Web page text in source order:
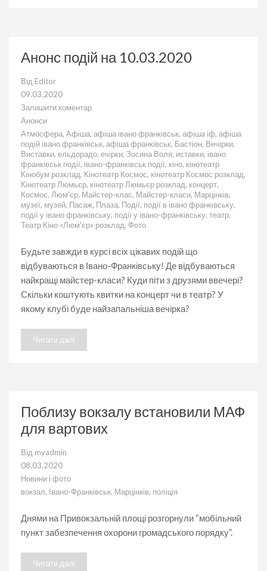
Анонс подій на 10.03.2020
Від Editor
09.03.2020
Залишити коментар
до
подій
на
10.03.2020
Анонси
Атмосфера, Афіша, афіша івано франківськ, афіша іф, афіша
подій івано франківськ, афіша франківськ, Бастіон, Вечірки,
Виставки, ельдорадо, ечірки, Зосина Воля, иставки, івано
франківськ події, івано-франківськ події, кіно, кінотеатр
Кінобум розклад, Кінотеатр Космос, кінотеатр Космос розклад,
Кінотеатр Люмьєр, кінотеатр Люмьєр розклад, концерт,
Космос, Люм'єр, Майстер-клас, Майстер-класи, Марцінків,
музеї, музей, Пасаж, Плаза, Події, події в івано франківську,
події у івано франківську, події у івано-франківську, театр,
Театр Кіно «Люм'єр» розклад, Фото
Будьте завжди в курсі всіх цікавих подій що
відбуваються в Івано-Франківську! Де відбуваються
найкращі майстер-класи? Куди піти з друзями ввечері?
Скільки коштують квитки на концерт чи в театр? У
якому клубі буде найзапальніша вечірка?
Читати далі
Поблизу вокзалу встановили МАФ
для вартових
Від myadmin
08.03.2020
Новини і фото
вокзал, Івано-Франківськ, Марцінків, поліція
Днями на Привокзальній площі розгорнули “мобільний
пункт забезпечення охорони громадського порядку”.
Читати далі